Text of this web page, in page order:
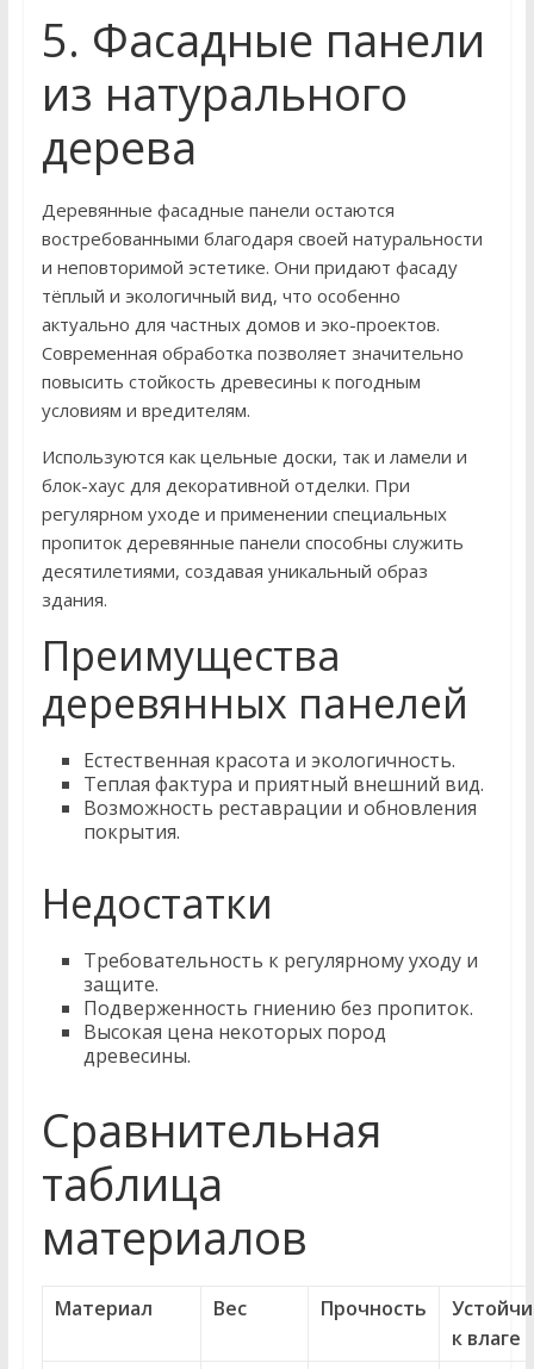
5. Фасадные панели
из натурального
дерева
Деревянные фасадные панели остаются
востребованными благодаря своей натуральности
и неповторимой эстетике. Они придают фасаду
тёплый и экологичный вид, что особенно
актуально для частных домов и эко-проектов.
Современная обработка позволяет значительно
повысить стойкость древесины к погодным
условиям и вредителям.
Используются как цельные доски, так и ламели и
блок-хаус для декоративной отделки. При
регулярном уходе и применении специальных
пропиток деревянные панели способны служить
десятилетиями, создавая уникальный образ
здания.
Преимущества
деревянных панелей
Естественная красота и экологичность.
Теплая фактура и приятный внешний вид.
Возможность реставрации и обновления
покрытия.
Недостатки
Требовательность к регулярному уходу и
защите.
Подверженность гниению без пропиток.
Высокая цена некоторых пород
древесины.
Сравнительная
таблица
материалов
Материал Вес Прочность
к влаге